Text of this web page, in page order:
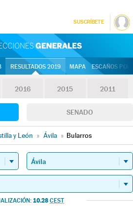
SUSCRÍBETE
RESULTADOS 2019 MAPA ESCAÑOS
2016 2015 2011
SENADO
y León » Ávila » Bularros
10.28 CEST